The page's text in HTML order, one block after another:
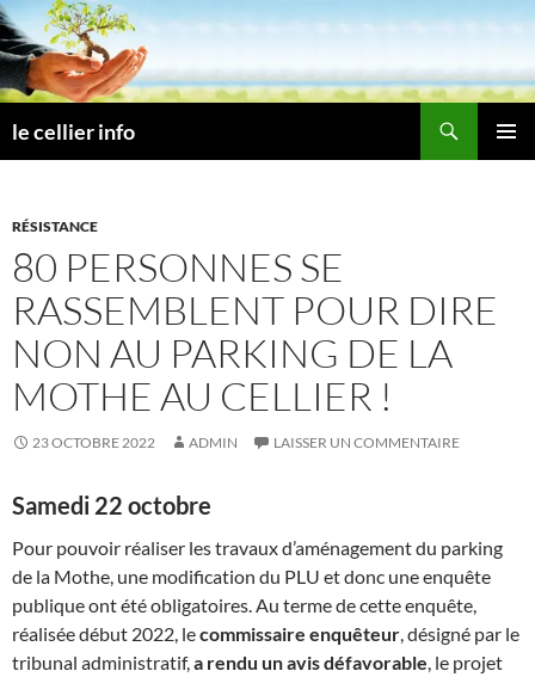
Aller
au
contenu
le cellier info
RÉSISTANCE
80 PERSONNES SE
RASSEMBLENT POUR DIRE
NON AU PARKING DE LA
MOTHE AU CELLIER !
23 OCTOBRE 2022 ADMIN LAISSER UN COMMENTAIRE
Samedi 22 octobre
Pour pouvoir réaliser les travaux d’aménagement du parking
de la Mothe, une modification du PLU et donc une enquête
publique ont été obligatoires. Au terme de cette enquête,
réalisée début 2022, lecommissaire enquêteur , désigné par le
tribunal administratif, a rendu un avis défavorable , le projet